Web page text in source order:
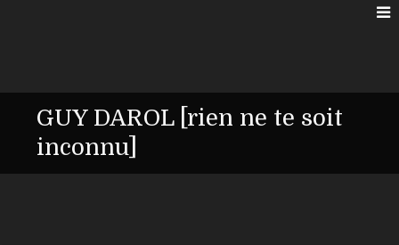
GUY DAROL [rien ne te soit
inconnu]